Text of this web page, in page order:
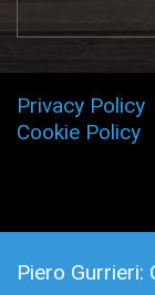
Privacy Policy
Cookie Policy
Piero Gurrieri: